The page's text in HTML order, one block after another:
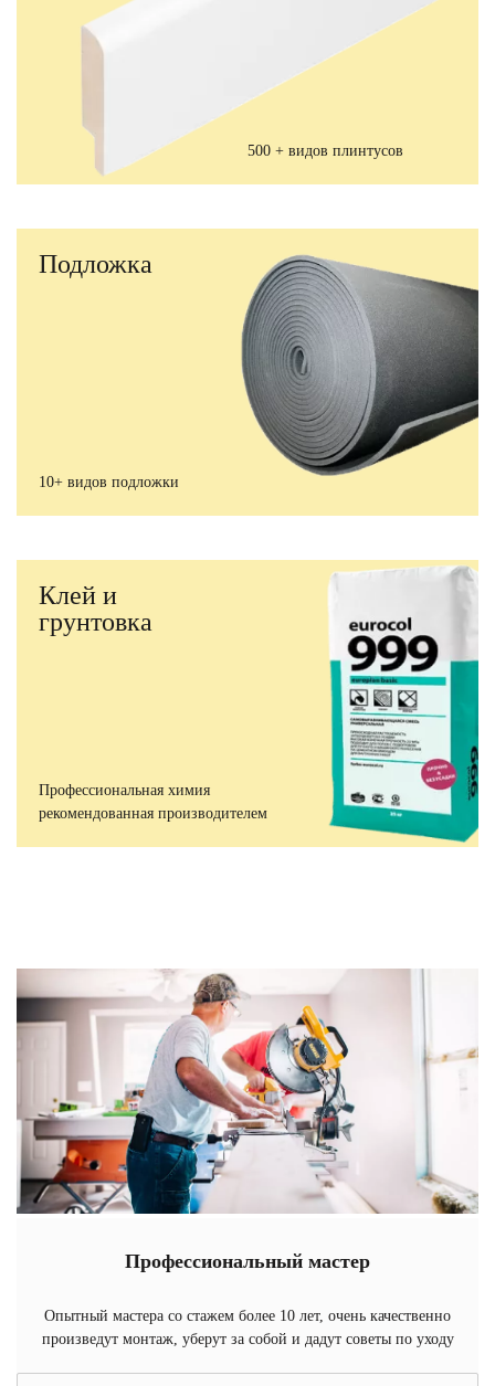
500 + видов плинтусов
Подложка
10+ видов подложки
Клей и
грунтовка
Профессиональная химия
рекомендованная производителем
Профессиональный мастер
Опытный мастера со стажем более 10 лет, очень качественно
произведут монтаж, уберут за собой и дадут советы по уходу